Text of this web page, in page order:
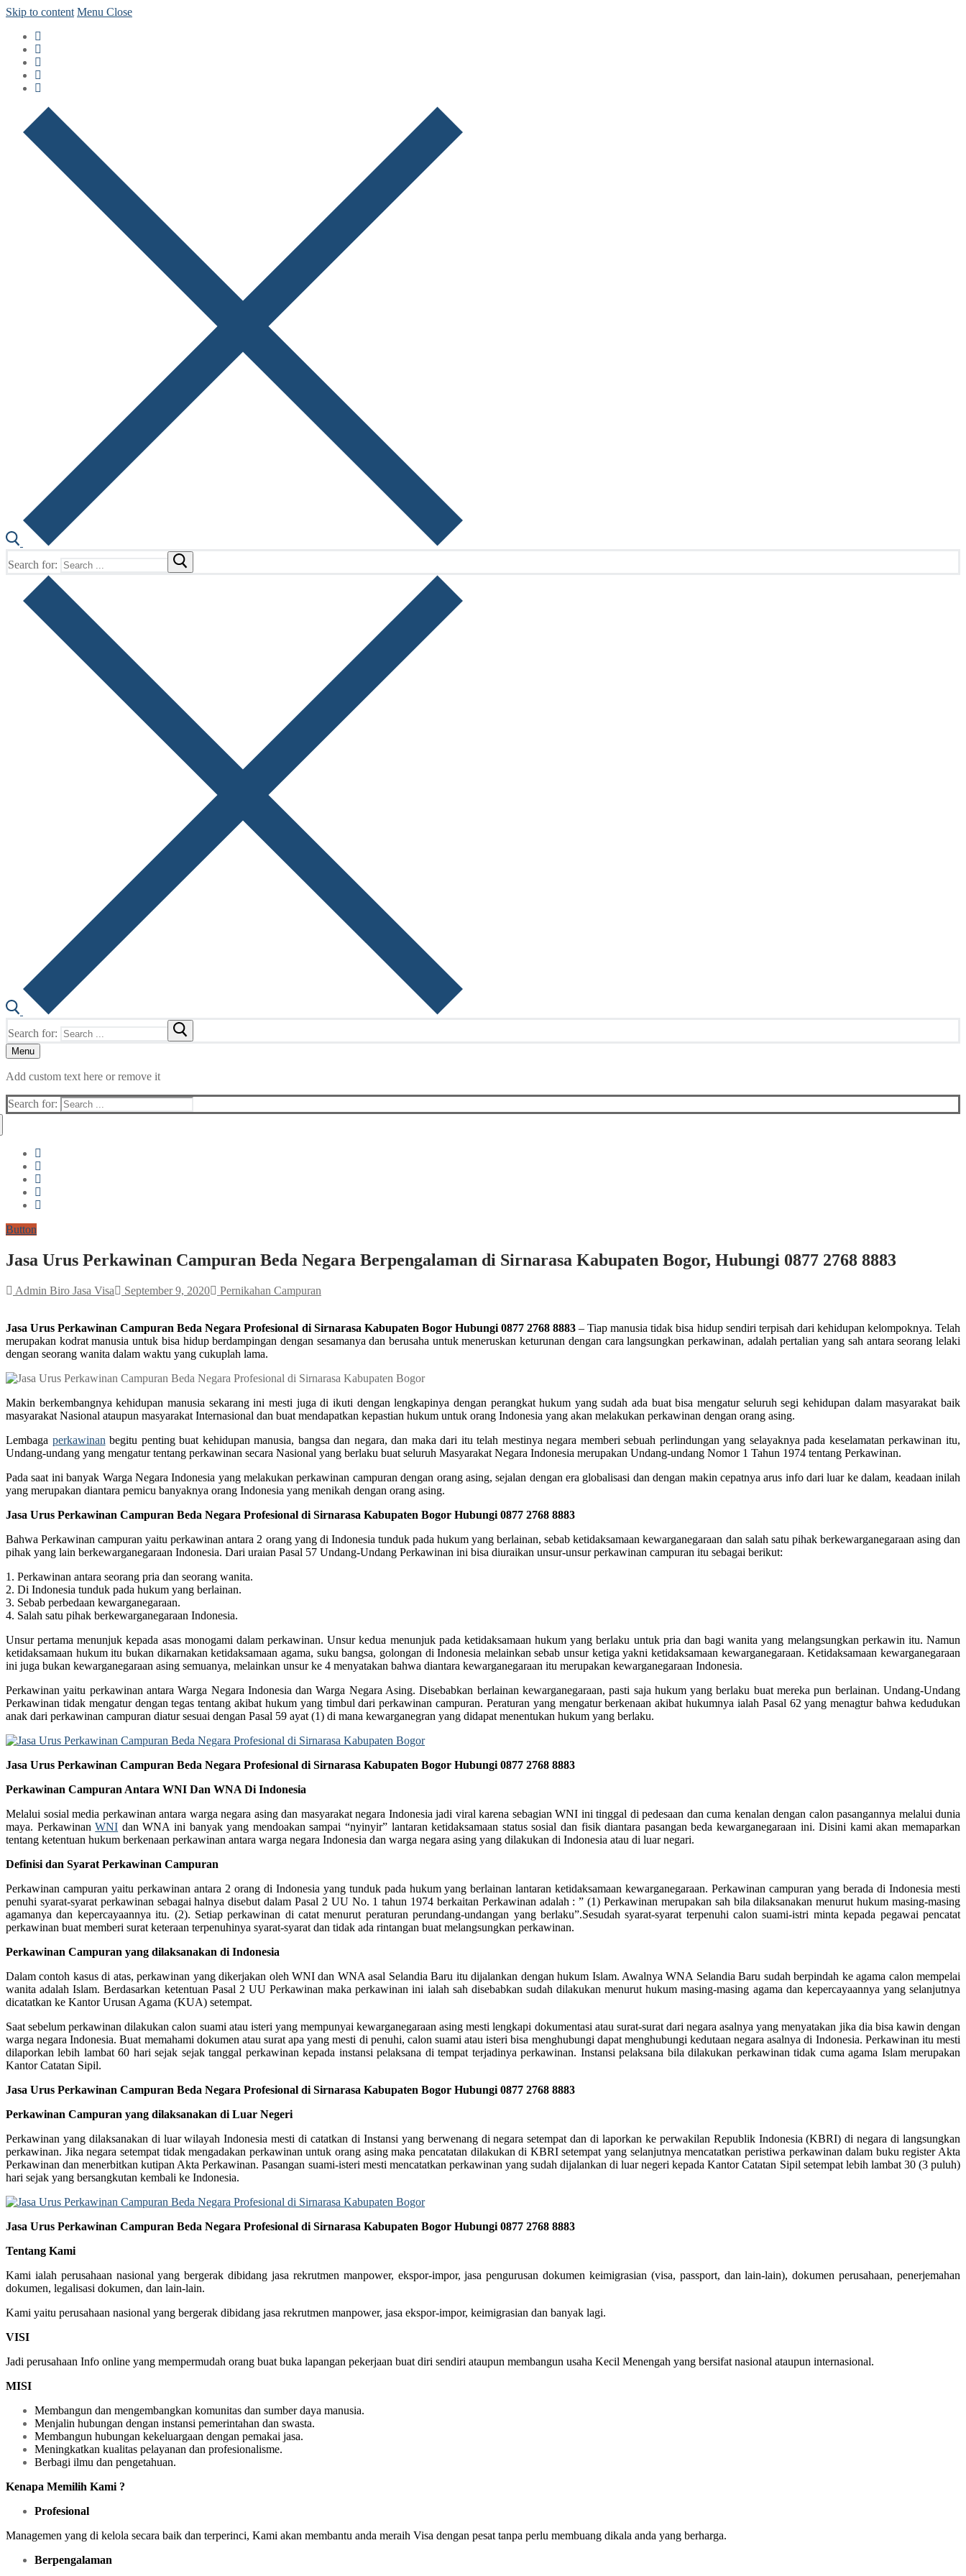
Skip to content Menu Close
Search for:
Search for:
Menu
Add custom text here or remove it
Search for:
Button
Jasa Urus Perkawinan Campuran Beda Negara Berpengalaman di Sirnarasa Kabupaten Bogor, Hubungi 0877 2768 8883
Admin Biro Jasa Visa September 9, 2020 Pernikahan Campuran
Jasa Urus Perkawinan Campuran Beda Negara Profesional di Sirnarasa Kabupaten Bogor Hubungi 0877 2768 8883 – Tiap manusia tidak bisa hidup sendiri terpisah dari kehidupan kelompoknya. Telah
merupakan kodrat manusia untuk bisa hidup berdampingan dengan sesamanya dan berusaha untuk meneruskan keturunan dengan cara langsungkan perkawinan, adalah pertalian yang sah antara seorang lelaki
dengan seorang wanita dalam waktu yang cukuplah lama.
Makin berkembangnya kehidupan manusia sekarang ini mesti juga di ikuti dengan lengkapinya dengan perangkat hukum yang sudah ada buat bisa mengatur seluruh segi kehidupan dalam masyarakat baik
masyarakat Nasional ataupun masyarakat Internasional dan buat mendapatkan kepastian hukum untuk orang Indonesia yang akan melakukan perkawinan dengan orang asing.
Lembaga perkawinan begitu penting buat kehidupan manusia, bangsa dan negara, dan maka dari itu telah mestinya negara memberi sebuah perlindungan yang selayaknya pada keselamatan perkawinan itu,
Undang-undang yang mengatur tentang perkawinan secara Nasional yang berlaku buat seluruh Masyarakat Negara Indonesia merupakan Undang-undang Nomor 1 Tahun 1974 tentang Perkawinan.
Pada saat ini banyak Warga Negara Indonesia yang melakukan perkawinan campuran dengan orang asing, sejalan dengan era globalisasi dan dengan makin cepatnya arus info dari luar ke dalam, keadaan inilah
yang merupakan diantara pemicu banyaknya orang Indonesia yang menikah dengan orang asing.
Jasa Urus Perkawinan Campuran Beda Negara Profesional di Sirnarasa Kabupaten Bogor Hubungi 0877 2768 8883
Bahwa Perkawinan campuran yaitu perkawinan antara 2 orang yang di Indonesia tunduk pada hukum yang berlainan, sebab ketidaksamaan kewarganegaraan dan salah satu pihak berkewarganegaraan asing dan
pihak yang lain berkewarganegaraan Indonesia. Dari uraian Pasal 57 Undang-Undang Perkawinan ini bisa diuraikan unsur-unsur perkawinan campuran itu sebagai berikut:
1. Perkawinan antara seorang pria dan seorang wanita.
2. Di Indonesia tunduk pada hukum yang berlainan.
3. Sebab perbedaan kewarganegaraan.
4. Salah satu pihak berkewarganegaraan Indonesia.
Unsur pertama menunjuk kepada asas monogami dalam perkawinan. Unsur kedua menunjuk pada ketidaksamaan hukum yang berlaku untuk pria dan bagi wanita yang melangsungkan perkawin itu. Namun
ketidaksamaan hukum itu bukan dikarnakan ketidaksamaan agama, suku bangsa, golongan di Indonesia melainkan sebab unsur ketiga yakni ketidaksamaan kewarganegaraan. Ketidaksamaan kewarganegaraan
ini juga bukan kewarganegaraan asing semuanya, melainkan unsur ke 4 menyatakan bahwa diantara kewarganegaraan itu merupakan kewarganegaraan Indonesia.
Perkawinan yaitu perkawinan antara Warga Negara Indonesia dan Warga Negara Asing. Disebabkan berlainan kewarganegaraan, pasti saja hukum yang berlaku buat mereka pun berlainan. Undang-Undang
Perkawinan tidak mengatur dengan tegas tentang akibat hukum yang timbul dari perkawinan campuran. Peraturan yang mengatur berkenaan akibat hukumnya ialah Pasal 62 yang menagtur bahwa kedudukan
anak dari perkawinan campuran diatur sesuai dengan Pasal 59 ayat (1) di mana kewarganegran yang didapat menentukan hukum yang berlaku.
Jasa Urus Perkawinan Campuran Beda Negara Profesional di Sirnarasa Kabupaten Bogor Hubungi 0877 2768 8883
Perkawinan Campuran Antara WNI Dan WNA Di Indonesia
Melalui sosial media perkawinan antara warga negara asing dan masyarakat negara Indonesia jadi viral karena sebagian WNI ini tinggal di pedesaan dan cuma kenalan dengan calon pasangannya melalui dunia
maya. PerkawinanWNI dan WNA ini banyak yang mendoakan sampai “nyinyir” lantaran ketidaksamaan status sosial dan fisik diantara pasangan beda kewarganegaraan ini. Disini kami akan memaparkan
tentang ketentuan hukum berkenaan perkawinan antara warga negara Indonesia dan warga negara asing yang dilakukan di Indonesia atau di luar negari.
Definisi dan Syarat Perkawinan Campuran
Perkawinan campuran yaitu perkawinan antara 2 orang di Indonesia yang tunduk pada hukum yang berlainan lantaran ketidaksamaan kewarganegaraan. Perkawinan campuran yang berada di Indonesia mesti
penuhi syarat-syarat perkawinan sebagai halnya disebut dalam Pasal 2 UU No. 1 tahun 1974 berkaitan Perkawinan adalah : ” (1) Perkawinan merupakan sah bila dilaksanakan menurut hukum masing-masing
agamanya dan kepercayaannya itu. (2). Setiap perkawinan di catat menurut peraturan perundang-undangan yang berlaku”.Sesudah syarat-syarat terpenuhi calon suami-istri minta kepada pegawai pencatat
perkawinan buat memberi surat keteraan terpenuhinya syarat-syarat dan tidak ada rintangan buat melangsungkan perkawinan.
Perkawinan Campuran yang dilaksanakan di Indonesia
Dalam contoh kasus di atas, perkawinan yang dikerjakan oleh WNI dan WNA asal Selandia Baru itu dijalankan dengan hukum Islam. Awalnya WNA Selandia Baru sudah berpindah ke agama calon mempelai
wanita adalah Islam. Berdasarkan ketentuan Pasal 2 UU Perkawinan maka perkawinan ini ialah sah disebabkan sudah dilakukan menurut hukum masing-masing agama dan kepercayaannya yang selanjutnya
dicatatkan ke Kantor Urusan Agama (KUA) setempat.
Saat sebelum perkawinan dilakukan calon suami atau isteri yang mempunyai kewarganegaraan asing mesti lengkapi dokumentasi atau surat-surat dari negara asalnya yang menyatakan jika dia bisa kawin dengan
warga negara Indonesia. Buat memahami dokumen atau surat apa yang mesti di penuhi, calon suami atau isteri bisa menghubungi dapat menghubungi kedutaan negara asalnya di Indonesia. Perkawinan itu mesti
dilaporkan lebih lambat 60 hari sejak sejak tanggal perkawinan kepada instansi pelaksana di tempat terjadinya perkawinan. Instansi pelaksana bila dilakukan perkawinan tidak cuma agama Islam merupakan
Kantor Catatan Sipil.
Jasa Urus Perkawinan Campuran Beda Negara Profesional di Sirnarasa Kabupaten Bogor Hubungi 0877 2768 8883
Perkawinan Campuran yang dilaksanakan di Luar Negeri
Perkawinan yang dilaksanakan di luar wilayah Indonesia mesti di catatkan di Instansi yang berwenang di negara setempat dan di laporkan ke perwakilan Republik Indonesia (KBRI) di negara di langsungkan
perkawinan. Jika negara setempat tidak mengadakan perkawinan untuk orang asing maka pencatatan dilakukan di KBRI setempat yang selanjutnya mencatatkan peristiwa perkawinan dalam buku register Akta
Perkawinan dan menerbitkan kutipan Akta Perkawinan. Pasangan suami-isteri mesti mencatatkan perkawinan yang sudah dijalankan di luar negeri kepada Kantor Catatan Sipil setempat lebih lambat 30 (3 puluh)
hari sejak yang bersangkutan kembali ke Indonesia.
Jasa Urus Perkawinan Campuran Beda Negara Profesional di Sirnarasa Kabupaten Bogor Hubungi 0877 2768 8883
Tentang Kami
Kami ialah perusahaan nasional yang bergerak dibidang jasa rekrutmen manpower, ekspor-impor, jasa pengurusan dokumen keimigrasian (visa, passport, dan lain-lain), dokumen perusahaan, penerjemahan
dokumen, legalisasi dokumen, dan lain-lain.
Kami yaitu perusahaan nasional yang bergerak dibidang jasa rekrutmen manpower, jasa ekspor-impor, keimigrasian dan banyak lagi.
VISI
Jadi perusahaan Info online yang mempermudah orang buat buka lapangan pekerjaan buat diri sendiri ataupun membangun usaha Kecil Menengah yang bersifat nasional ataupun internasional.
MISI
Membangun dan mengembangkan komunitas dan sumber daya manusia.
Menjalin hubungan dengan instansi pemerintahan dan swasta.
Membangun hubungan kekeluargaan dengan pemakai jasa.
Meningkatkan kualitas pelayanan dan profesionalisme.
Berbagi ilmu dan pengetahuan.
Kenapa Memilih Kami ?
Profesional
Managemen yang di kelola secara baik dan terperinci, Kami akan membantu anda meraih Visa dengan pesat tanpa perlu membuang dikala anda yang berharga.
Berpengalaman